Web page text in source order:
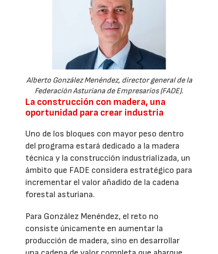
Alberto González Menéndez, director general de la
Federación Asturiana de Empresarios (FADE).
La construcción con madera, una
oportunidad para crear industria
Uno de los bloques con mayor peso dentro
del programa estará dedicado a la madera
técnica y la construcción industrializada, un
ámbito que FADE considera estratégico para
incrementar el valor añadido de la cadena
forestal asturiana.
Para González Menéndez, el reto no
consiste únicamente en aumentar la
producción de madera, sino en desarrollar